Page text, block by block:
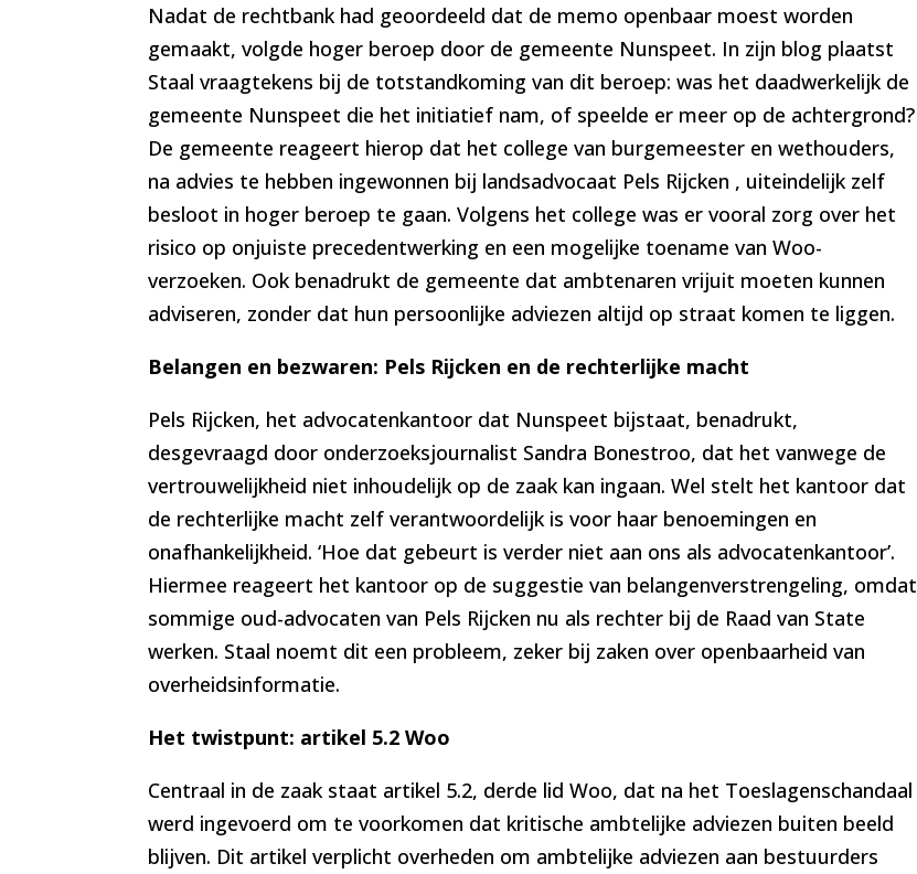
Nadat de rechtbank had geoordeeld dat de memo openbaar moest worden
gemaakt, volgde hoger beroep door de gemeente Nunspeet. In zijn blog plaatst
Staal vraagtekens bij de totstandkoming van dit beroep: was het daadwerkelijk de
gemeente Nunspeet die het initiatief nam, of speelde er meer op de achtergrond?
De gemeente reageert hierop dat het college van burgemeester en wethouders,
na advies te hebben ingewonnen bij landsadvocaat Pels Rijcken , uiteindelijk zelf
besloot in hoger beroep te gaan. Volgens het college was er vooral zorg over het
risico op onjuiste precedentwerking en een mogelijke toename van Woo-
verzoeken. Ook benadrukt de gemeente dat ambtenaren vrijuit moeten kunnen
adviseren, zonder dat hun persoonlijke adviezen altijd op straat komen te liggen.
Belangen en bezwaren: Pels Rijcken en de rechterlijke macht
Pels Rijcken, het advocatenkantoor dat Nunspeet bijstaat, benadrukt,
desgevraagd door onderzoeksjournalist Sandra Bonestroo, dat het vanwege de
vertrouwelijkheid niet inhoudelijk op de zaak kan ingaan. Wel stelt het kantoor dat
de rechterlijke macht zelf verantwoordelijk is voor haar benoemingen en
onafhankelijkheid. ‘Hoe dat gebeurt is verder niet aan ons als advocatenkantoor’.
Hiermee reageert het kantoor op de suggestie van belangenverstrengeling, omdat
sommige oud-advocaten van Pels Rijcken nu als rechter bij de Raad van State
werken. Staal noemt dit een probleem, zeker bij zaken over openbaarheid van
overheidsinformatie.
Het twistpunt: artikel 5.2 Woo
Centraal in de zaak staat artikel 5.2, derde lid Woo, dat na het Toeslagenschandaal
werd ingevoerd om te voorkomen dat kritische ambtelijke adviezen buiten beeld
blijven. Dit artikel verplicht overheden om ambtelijke adviezen aan bestuurders